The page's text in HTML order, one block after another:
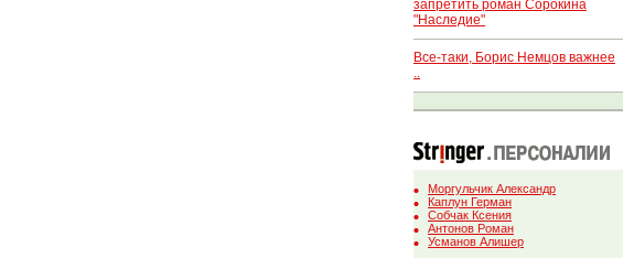
запретить роман Сорокина
"Наследие"
Все-таки, Борис Немцов важнее
..
Моргульчик Александр
Каплун Герман
Собчак Ксения
Антонов Роман
Усманов Алишер